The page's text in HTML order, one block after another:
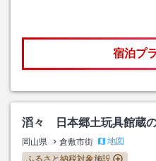
宿泊プ
滔々 日本郷土玩具館蔵
岡山県 倉敷市街
地図
ふるさと納税対象施設